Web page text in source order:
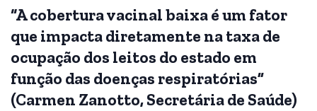
“A cobertura vacinal baixa é um fator
que impacta diretamente na taxa de
ocupação dos leitos do estado em
função das doenças respiratórias”
(Carmen Zanotto, Secretária de Saúde)